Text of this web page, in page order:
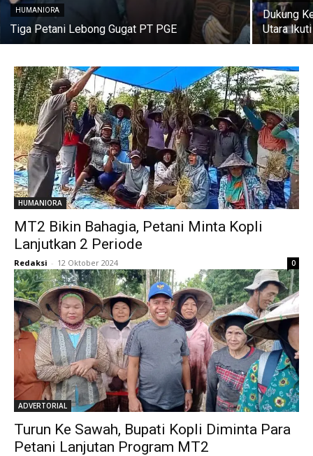
HUMANIORA
Tiga Petani Lebong Gugat PT PGE
Dukung
Utara
HUMANIORA
MT2 Bikin Bahagia, Petani Minta Kopli
Lanjutkan 2 Periode
Redaksi - 12 Oktober 2024 0
ADVERTORIAL
Turun Ke Sawah, Bupati Kopli Diminta Para
Petani Lanjutan Program MT2